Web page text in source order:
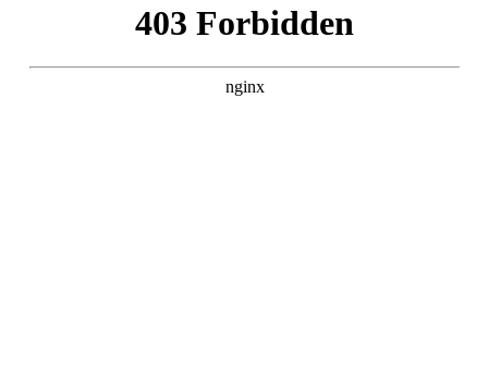
En este episodio les hablaré de mi experiencia en este
competitivo e interesante mundo del podcasting.